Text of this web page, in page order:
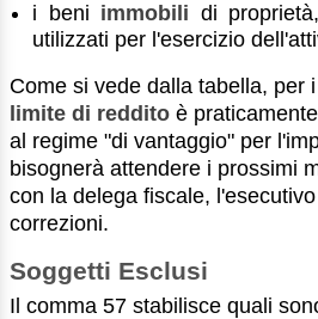
i beni immobili di
utilizzati per l'esercizio
Come si vede dalla tabella, per i
limite di reddito è praticamente
al regime "di vantaggio" per
bisognerà attendere i prossimi
con la delega fiscale,
correzioni.
Soggetti Esclusi
Il comma 57 stabilisce quali